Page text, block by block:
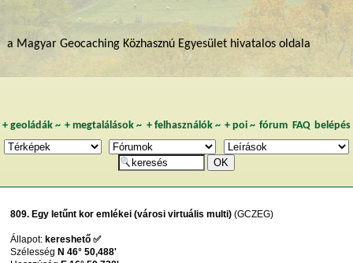
a Magyar Geocaching Közhasznú Egyesület hivatalos oldala
+ geoládák~ +megtalálások ~ + felhasználók~ + poi~ fórum FAQ belépés
809. Egy letűnt kor emlékei (városi virtuális multi) (GCZEG)
Állapot: kereshető ✅
Szélesség N 46° 50,488'